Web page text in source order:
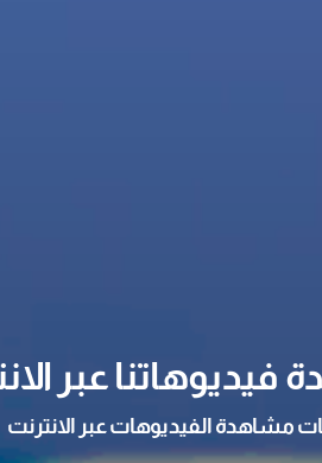
عبر
مشاهدة الفيديوهات عبر الانترنت